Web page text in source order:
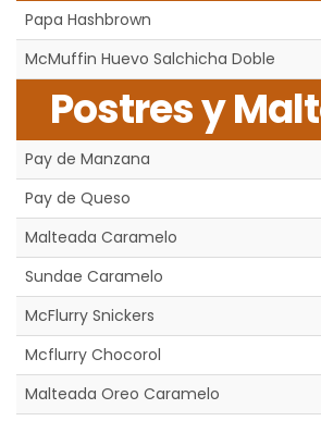
Papa Hashbrown
McMuffin Huevo Salchicha Doble
Postres y
Pay de Manzana
Pay de Queso
Malteada Caramelo
Sundae Caramelo
McFlurry Snickers
Mcflurry Chocorol
Malteada Oreo Caramelo